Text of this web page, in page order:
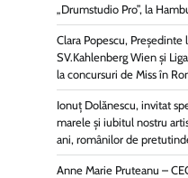
„Drumstudio Pro”, la
Clara Popescu,
SV.Kahlenberg Wien şi
la concursuri de Miss în
Ionuț Dolănescu, invitat
marele și iubitul nostru
ani, românilor de
Anne Marie Pruteanu –